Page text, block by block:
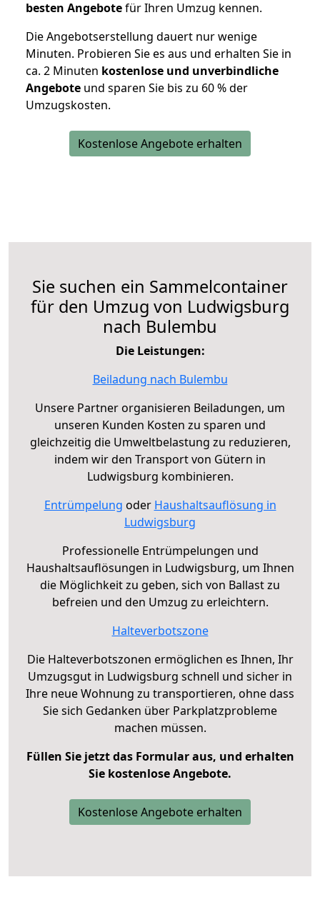
besten Angebotefür Ihren Umzug kennen.
Die Angebotserstellung dauert nur wenige
Minuten. Probieren Sie es aus und erhalten Sie in
ca. 2 Minuten kostenlose und unverbindliche
Angebote und sparen Sie bis zu 60 % der
Umzugskosten.
Kostenlose Angebote erhalten
Sie suchen ein Sammelcontainer
für den Umzug von Ludwigsburg
nach Bulembu
Die Leistungen:
Beiladung nach Bulembu
Unsere Partner organisieren Beiladungen, um
unseren Kunden Kosten zu sparen und
gleichzeitig die Umweltbelastung zu reduzieren,
indem wir den Transport von Gütern in
Ludwigsburg kombinieren.
Entrümpelung oder Haushaltsauflösung in
Ludwigsburg
Professionelle Entrümpelungen und
Haushaltsauflösungen in Ludwigsburg, um Ihnen
die Möglichkeit zu geben, sich von Ballast zu
befreien und den Umzug zu erleichtern.
Halteverbotszone
Die Halteverbotszonen ermöglichen es Ihnen, Ihr
Umzugsgut in Ludwigsburg schnell und sicher in
Ihre neue Wohnung zu transportieren, ohne dass
Sie sich Gedanken über Parkplatzprobleme
machen müssen.
Füllen Sie jetzt das Formular aus, und erhalten
Sie kostenlose Angebote.
Kostenlose Angebote erhalten